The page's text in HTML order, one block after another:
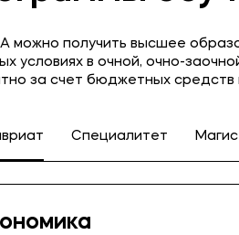
получить высшее
условиях в очной, очно-
за счет бюджетных средств
Специалитет